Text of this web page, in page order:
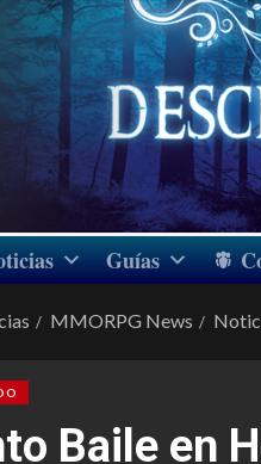
Guías
MMORPG News
Baile en